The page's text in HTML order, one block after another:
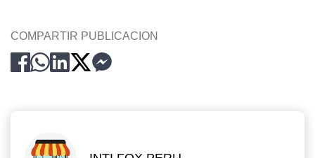
COMPARTIR PUBLICACION